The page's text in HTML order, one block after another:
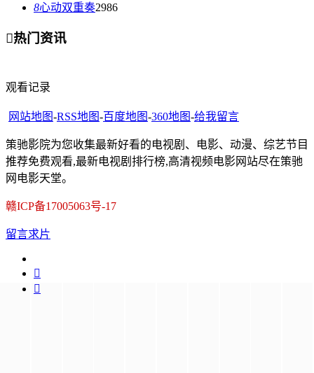
8心动双重奏2986
热门资讯
观看记录
网站地图-RSS地图-百度地图-360地图-给我留言
策驰影院为您收集最新好看的电视剧、电影、动漫、综艺节目
推荐免费观看,最新电视剧排行榜,高清视频电影网站尽在策驰
网电影天堂。
赣ICP备17005063号-17
留言求片

